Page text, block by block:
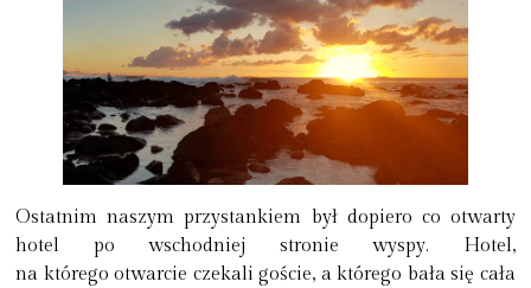
Ostatnim naszym przystankiem był dopiero co otwarty
hotel po wschodniej stronie wyspy. Hotel,
na którego otwarcie czekali goście, a którego bała się cała